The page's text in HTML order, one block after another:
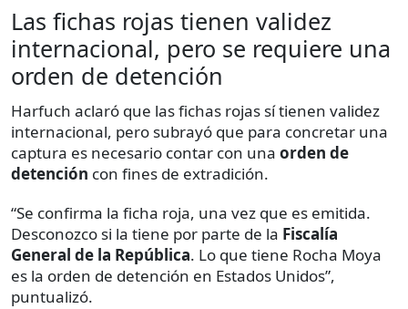
Las fichas rojas tienen validez
internacional, pero se requiere una
orden de detención
Harfuch aclaró que las fichas rojas sí tienen validez
internacional, pero subrayó que para concretar una
captura es necesario contar con una orden de
detención con fines de extradición.
“Se confirma la ficha roja, una vez que es emitida.
Desconozco si la tiene por parte de la Fiscalía
General de la República. Lo que tiene Rocha Moya
es la orden de detención en Estados Unidos”,
puntualizó.